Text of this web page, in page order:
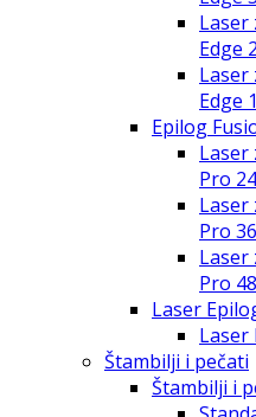
Laser
Edge
Laser
Edge
Epilog
Laser
Pro 24
Laser
Pro 36
Laser
Pro 48
Laser
Laser
Štambilji i pečati
Štambilji i